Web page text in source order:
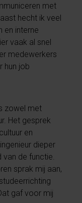
met
hecht ik veel
en interne
vaak al snel
medewerkers
hun job
zowel met
Het gesprek
en
dieper
de functie.
sprak mij aan,
gaf voor mij